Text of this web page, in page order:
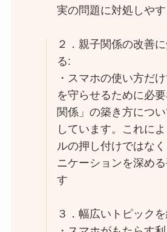
実の問題に対処しや
２．親子関係の改善
る:
・スマホの使い方だ
を守らせるために必
関係」の築き方につ
しています。これに
ルの押し付けではな
ニケーションを深め
す​
３．幅広いトピック